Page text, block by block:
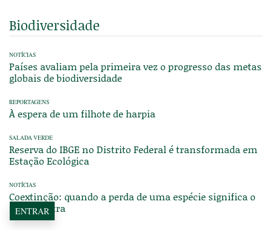
Biodiversidade
NOTÍCIAS
Países avaliam pela primeira vez o progresso das metas
globais de biodiversidade
REPORTAGENS
À espera de um filhote de harpia
SALADA VERDE
Reserva do IBGE no Distrito Federal é transformada em
Estação Ecológica
NOTÍCIAS
Coextinção: quando a perda de uma espécie significa o
fim de outra
ENTRAR